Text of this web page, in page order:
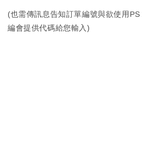
(也需傳訊息告知訂單編號與欲使用
編會提供代碼給您輸入)